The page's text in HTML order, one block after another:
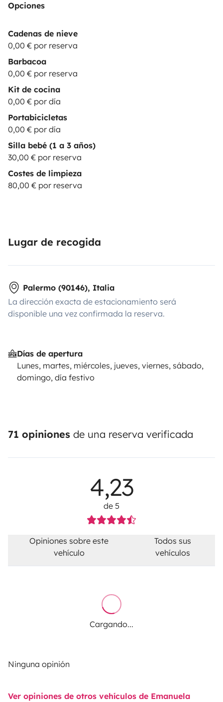
Opciones
Cadenas de nieve
0,00 € por reserva
Barbacoa
0,00 € por reserva
Kit de cocina
0,00 € por día
Portabicicletas
0,00 € por día
Silla bebé (1 a 3 años)
30,00 € por reserva
Costes de limpieza
80,00 € por reserva
Lugar de recogida
Palermo (90146), Italia
La dirección exacta de estacionamiento será
disponible una vez confirmada la reserva.
Días de apertura
Lunes, martes, miércoles, jueves, viernes, sábado,
domingo, día festivo
71 opiniones de una reserva verificada
4,23
de 5
Opiniones sobre este
vehículo
Todos sus
vehículos
Cargando...
Ninguna opinión
Ver opiniones de otros vehículos de Emanuela